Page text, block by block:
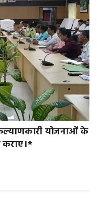
योजनाओं के
कराए।*